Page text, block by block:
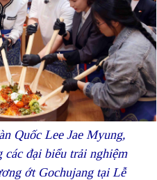
Quốc Lee Jae Myung,
đại biểu trải nghiệm
ớt Gochujang tại Lễ